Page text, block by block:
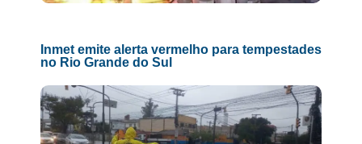
Inmet emite alerta vermelho para tempestades
no Rio Grande do Sul